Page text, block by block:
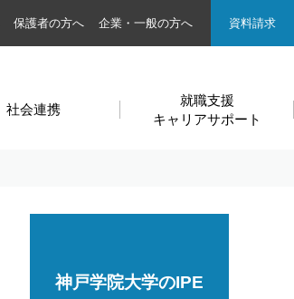
社会連携
就職支援
キャリアサポート
保護者の方へ 企業・一般の方へ 資料請求
神戸学院大学のIPE